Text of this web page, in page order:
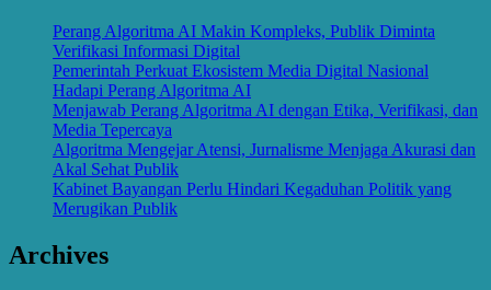
Perang Algoritma AI Makin Kompleks, Publik Diminta
Verifikasi Informasi Digital
Pemerintah Perkuat Ekosistem Media Digital Nasional
Hadapi Perang Algoritma AI
Menjawab Perang Algoritma AI dengan Etika, Verifikasi, dan
Media Tepercaya
Algoritma Mengejar Atensi, Jurnalisme Menjaga Akurasi dan
Akal Sehat Publik
Kabinet Bayangan Perlu Hindari Kegaduhan Politik yang
Merugikan Publik
Archives